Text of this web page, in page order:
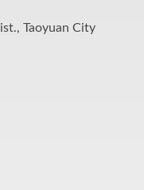
Taoyuan City